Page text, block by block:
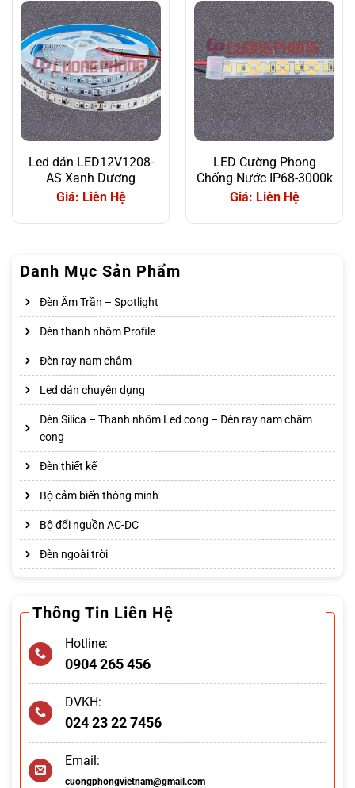
Led dán LED12V1208-
AS Xanh Dương
Giá: Liên Hệ
LED Cường Phong
Chống Nước IP68-3000k
Giá: Liên Hệ
Danh Mục Sản Phẩm
Đèn Âm Trần – Spotlight
Đèn thanh nhôm Profile
Đèn ray nam châm
Led dán chuyên dụng
Đèn Silica – Thanh nhôm Led cong – Đèn ray nam châm
cong
Đèn thiết kế
Bộ cảm biến thông minh
Bộ đổi nguồn AC-DC
Đèn ngoài trời
Thông Tin Liên Hệ
Hotline:
0904 265 456
DVKH:
024 23 22 7456
Email:
cuongphongvietnam@gmail.com